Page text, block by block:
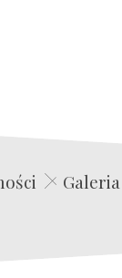
Film Agencja Aktorska
Galeria